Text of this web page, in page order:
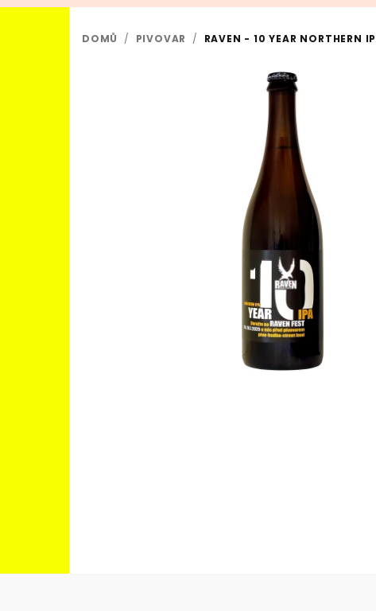
DOMŮ / PIVOVAR / RAVEN - 10 YEAR NORTHERN